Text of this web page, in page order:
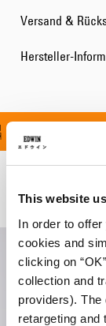
This website
In order to
cookies and
clicking on
collection and
providers). The
retargeting and
Versand &
Hersteller-
Verwandte